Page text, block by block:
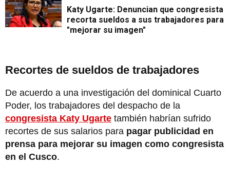
Katy Ugarte: Denuncian que congresista
recorta sueldos a sus trabajadores para
"mejorar su imagen"
Recortes de sueldos de trabajadores
De acuerdo a una investigación del dominical Cuarto
Poder, los trabajadores del despacho de la
congresista Katy Ugarte también habrían sufrido
recortes de sus salarios para pagar publicidad en
prensa para mejorar su imagen como congresista
en el Cusco.